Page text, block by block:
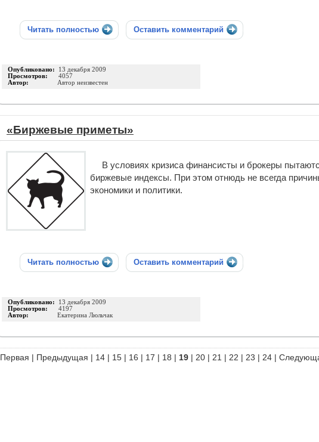
Читать полностью Оставить комментарий
Опубликовано: 13 декабря 2009
Просмотров: 4057
Автор: Автор неизвестен
«Биржевые приметы»
В условиях кризиса финансисты и брокеры
биржевые индексы. При этом отнюдь не всегда
экономики и политики.
Читать полностью Оставить комментарий
Опубликовано: 13 декабря 2009
Просмотров: 4197
Автор: Екатерина Люльчак
Первая | Предыдущая | 14 | 15 | 16 | 17 | 18 | 19 | 20 | 21 | 22 | 23 | 24 |